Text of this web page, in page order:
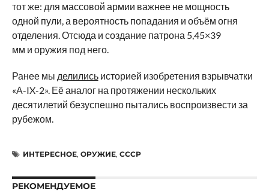
тот же: для массовой армии важнее не мощность
одной пули, а вероятность попадания и объём огня
отделения. Отсюда и создание патрона 5,45×39
мм и оружия под него.
Ранее мы делилисьисторией изобретения взрывчатки
«А-IX-2». Её аналог на протяжении нескольких
десятилетий безуспешно пытались воспроизвести за
рубежом.
ИНТЕРЕСНОЕ, ОРУЖИЕ, СССР
РЕКОМЕНДУЕМОЕ